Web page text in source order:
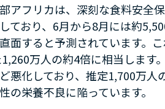
アフリカは、深刻な食料安全
ており、6月から8月には約
面すると予測されています。
万人の約4倍に相当します
悪化しており、推定1,700万人
の栄養不良に陥っています。